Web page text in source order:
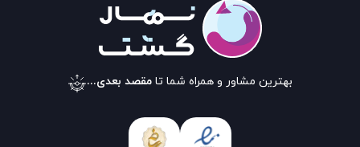
بهترین مشاور و همراه شما تا مقصد بعدی...